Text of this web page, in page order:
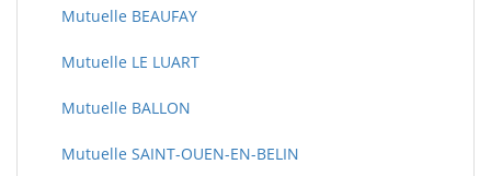
Mutuelle BEAUFAY
Mutuelle LE LUART
Mutuelle BALLON
Mutuelle SAINT-OUEN-EN-BELIN